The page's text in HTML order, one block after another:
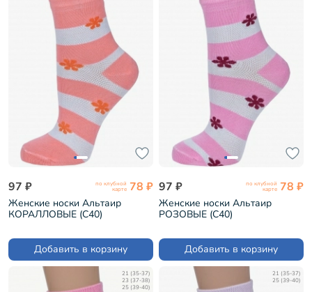
97 ₽ по клубной
карте 78 ₽
Женские носки Альтаир
КОРАЛЛОВЫЕ (С40)
Добавить в корзину
97 ₽ по клубной
карте 78 ₽
Женские носки Альтаир
РОЗОВЫЕ (С40)
Добавить в корзину
21 (35-37)
23 (37-38)
25 (39-40)
21 (35-37)
25 (39-40)